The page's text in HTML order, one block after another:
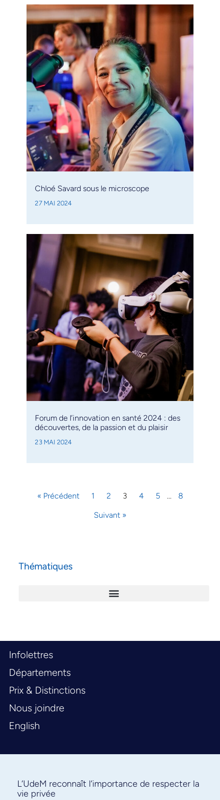
Chloé Savard sous le microscope
27 MAI 2024
Forum de l’innovation en santé 2024 : des
découvertes, de la passion et du plaisir
23 MAI 2024
« Précédent 1 2 3 4 5 … 8
Suivant »
Thématiques
Infolettres
Départements
Prix & Distinctions
Nous joindre
English
L’UdeM reconnaît l’importance de respecter la
vie privée